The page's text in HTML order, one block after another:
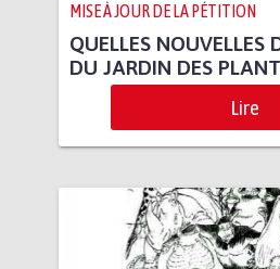
MISE À JOUR DE LA PÉTITION
QUELLES NOUVELLES
DU JARDIN DES
Lire